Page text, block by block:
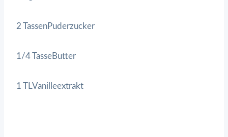
2 TassenPuderzucker
1/4 TasseButter
1 TLVanilleextrakt